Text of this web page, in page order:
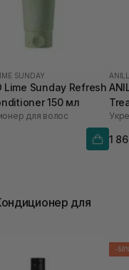
LIME SUNDAY
Lime Sunday Refresh
150 мл
для волос
1
для
-